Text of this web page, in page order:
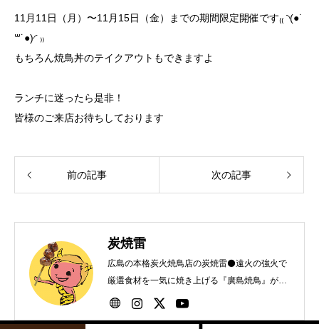
11月11日（月）〜11月15日（金）までの期間限定開催です₍₍ ◝(●˙
꒳˙●)◜ ₎₎
もちろん焼鳥丼のテイクアウトもできますよ
ランチに迷ったら是非！
皆様のご来店お待ちしております
前の記事 次の記事
炭焼雷
広島の本格炭火焼鳥店の炭焼雷⚫️遠火の強火で
厳選食材を一気に焼き上げる『廣島焼鳥』が自
慢です！